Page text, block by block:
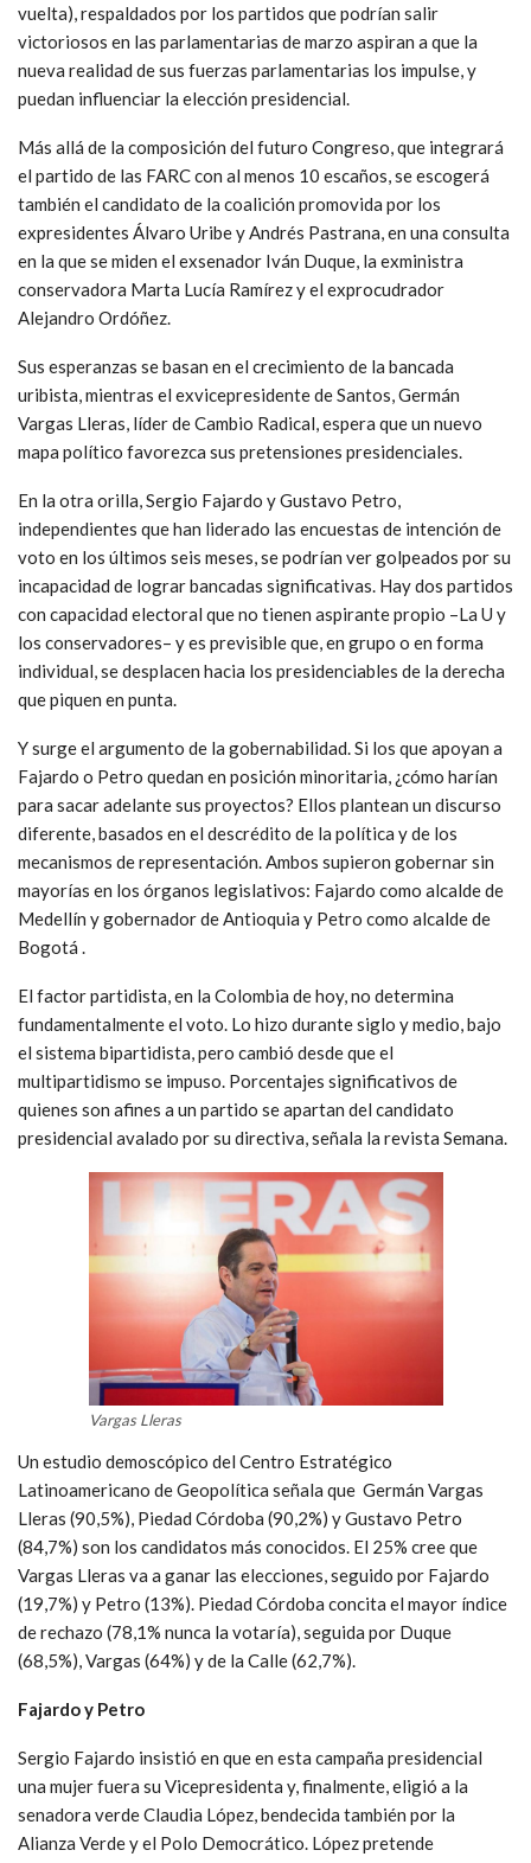
vuelta), respaldados por los partidos que podrían salir
victoriosos en las parlamentarias de marzo aspiran a que la
nueva realidad de sus fuerzas parlamentarias los impulse, y
puedan influenciar la elección presidencial.
Más allá de la composición del futuro Congreso, que integrará
el partido de las FARC con al menos 10 escaños, se escogerá
también el candidato de la coalición promovida por los
expresidentes Álvaro Uribe y Andrés Pastrana, en una consulta
en la que se miden el exsenador Iván Duque, la exministra
conservadora Marta Lucía Ramírez y el exprocudrador
Alejandro Ordóñez.
Sus esperanzas se basan en el crecimiento de la bancada
uribista, mientras el exvicepresidente de Santos, Germán
Vargas Lleras, líder de Cambio Radical, espera que un nuevo
mapa político favorezca sus pretensiones presidenciales.
En la otra orilla, Sergio Fajardo y Gustavo Petro,
independientes que han liderado las encuestas de intención de
voto en los últimos seis meses, se podrían ver golpeados por su
incapacidad de lograr bancadas significativas. Hay dos partidos
con capacidad electoral que no tienen aspirante propio –La U y
los conservadores– y es previsible que, en grupo o en forma
individual, se desplacen hacia los presidenciables de la derecha
que piquen en punta.
Y surge el argumento de la gobernabilidad. Si los que apoyan a
Fajardo o Petro quedan en posición minoritaria, ¿cómo harían
para sacar adelante sus proyectos? Ellos plantean un discurso
diferente, basados en el descrédito de la política y de los
mecanismos de representación. Ambos supieron gobernar sin
mayorías en los órganos legislativos: Fajardo como alcalde de
Medellín y gobernador de Antioquia y Petro como alcalde de
Bogotá .
El factor partidista, en la Colombia de hoy, no determina
fundamentalmente el voto. Lo hizo durante siglo y medio, bajo
el sistema bipartidista, pero cambió desde que el
multipartidismo se impuso. Porcentajes significativos de
quienes son afines a un partido se apartan del candidato
presidencial avalado por su directiva, señala la revista Semana.
Vargas Lleras
Un estudio demoscópico del Centro Estratégico
Latinoamericano de Geopolítica señala que Germán Vargas
Lleras (90,5%), Piedad Córdoba (90,2%) y Gustavo Petro
(84,7%) son los candidatos más conocidos. El 25% cree que
Vargas Lleras va a ganar las elecciones, seguido por Fajardo
(19,7%) y Petro (13%). Piedad Córdoba concita el mayor índice
de rechazo (78,1% nunca la votaría), seguida por Duque
(68,5%), Vargas (64%) y de la Calle (62,7%).
Fajardo y Petro
Sergio Fajardo insistió en que en esta campaña presidencial
una mujer fuera su Vicepresidenta y, finalmente, eligió a la
senadora verde Claudia López, bendecida también por la
Alianza Verde y el Polo Democrático. López pretende